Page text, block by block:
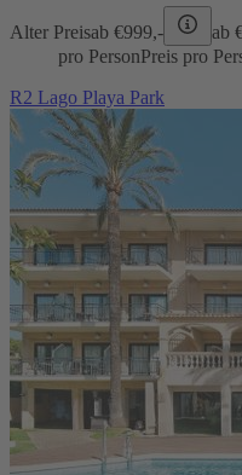
Alter Preisab €999,- ab
pro PersonPreis pro
R2 Lago Playa Park